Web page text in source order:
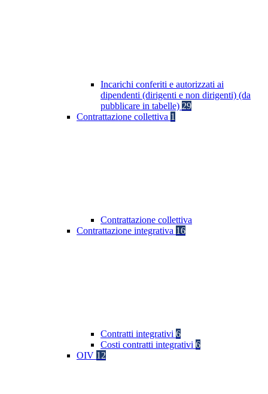
Incarichi conferiti e autorizzati ai
dipendenti (dirigenti e non dirigenti) (da
pubblicare in tabelle) 29
Contrattazione collettiva 1
Contrattazione collettiva
Contrattazione integrativa 16
Contratti integrativi 6
Costi contratti integrativi 6
OIV 12